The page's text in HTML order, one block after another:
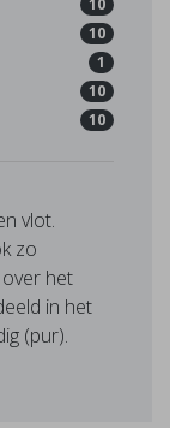
10
10
1
10
10
vlot.
zo
het
in het
(pur).